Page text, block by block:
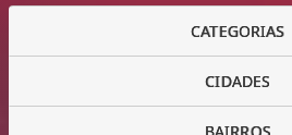
CATEGORIAS
CIDADES
BAIRROS